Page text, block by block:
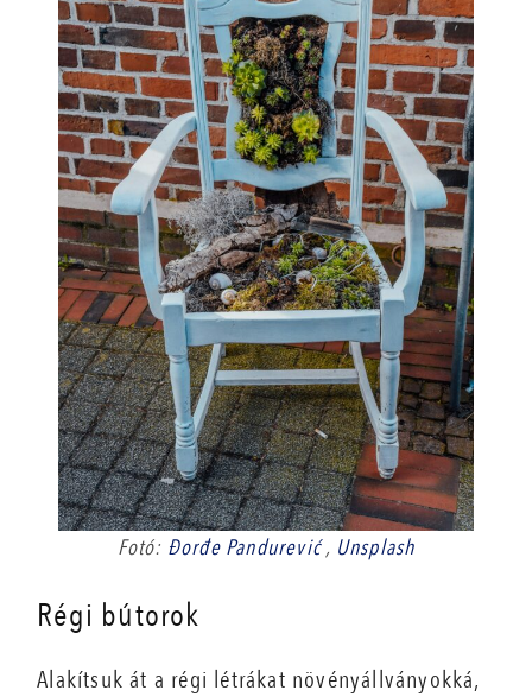
Fotó: Đorđe Pandurević, Unsplash
Régi bútorok
Alakítsuk át a régi létrákat növényállványokká,